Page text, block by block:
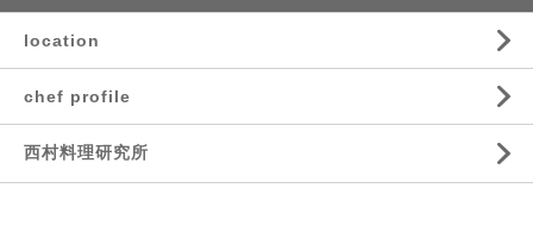
location
chef profile
西村料理研究所